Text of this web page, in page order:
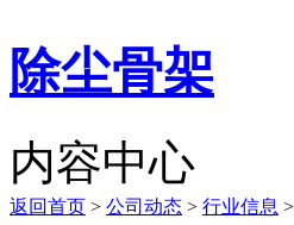
除尘骨架
内容中心
返回首页 > 公司动态 > 行业信息 >